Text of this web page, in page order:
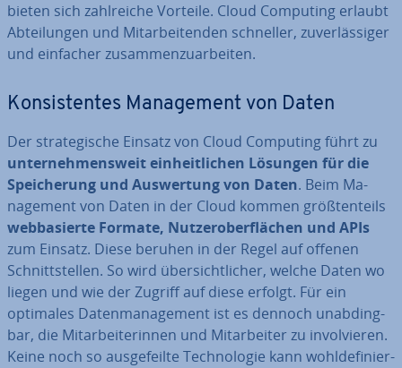
bieten sich zahl­rei­che Vorteile. Cloud Computing erlaubt
Ab­tei­lun­gen und Mit­ar­bei­ten­den schneller, zu­ver­läs­si­ger
und einfacher zu­sam­men­zu­ar­bei­ten.
Kon­sis­ten­tes Ma­nage­ment von Daten
Der stra­te­gi­sche Einsatz von Cloud Computing führt zu
un­ter­neh­mens­weit ein­heit­li­chen Lösungen für die
Spei­che­rung und Aus­wer­tung von Daten. Beim Ma­
nage­ment von Daten in der Cloud kommen größ­ten­teils
web­ba­sier­te Formate, Nut­zer­ober­flä­chen und APIs
zum Einsatz. Diese beruhen in der Regel auf offenen
Schnitt­stel­len. So wird über­sicht­li­cher, welche Daten wo
liegen und wie der Zugriff auf diese erfolgt. Für ein
optimales Da­ten­ma­nage­ment ist es dennoch un­ab­ding­
bar, die Mit­ar­bei­te­rin­nen und Mit­ar­bei­ter zu in­vol­vie­ren.
Keine noch so aus­ge­feil­te Tech­no­lo­gie kann wohl­de­fi­nier­